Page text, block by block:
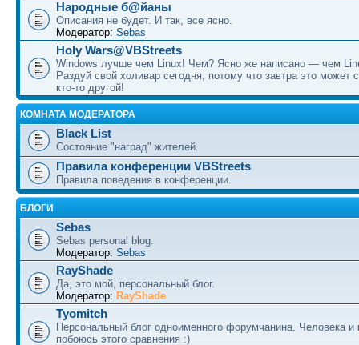
Народные б@йаны
Описания не будет. И так, все ясно.
Модератор: Sebas
Holy Wars@VBStreets
Windows лучше чем Linux! Чем? Ясно же написано — чем
Раздуй свой холивар сегодня, потому что завтра это может
кто-то другой!
КОМНАТА МОДЕРАТОРА
Black List
Состояние "наград" жителей.
Правила конференции VBStreets
Правила поведения в конференции.
БЛОГИ
Sebas
Sebas personal blog.
Модератор: Sebas
RayShade
Да, это мой, персональный блог.
Модератор: RayShade
Tyomitch
Персональный блог одноименного форумчанина. Человека и
побоюсь этого сравнения :)